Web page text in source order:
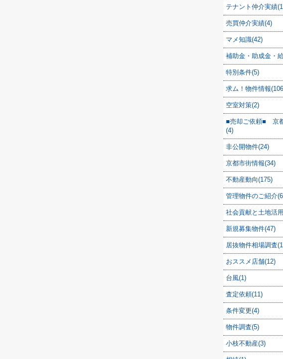
テナント仲介実績
売買仲介実績(4)
マメ知識(42)
補助金・助成金・
特別条件(5)
求ム！物件情報
空室対策(2)
■売却ご依頼■ 京
(4)
非公開物件(24)
京都市街情報(34)
不動産動向(175)
管理物件のご紹介
社会貢献と土地活
新規募集物件(47)
居抜物件相場調査
おススメ店舗(12)
台風(1)
査定依頼(11)
条件変更(4)
物件調査(5)
小枝不動産(3)